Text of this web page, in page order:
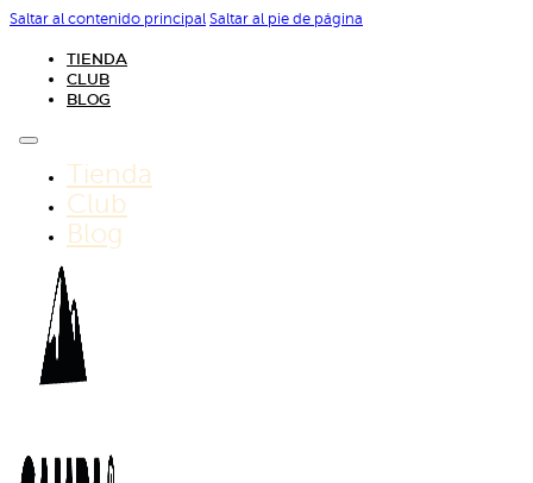
Saltar al contenido principal Saltar al pie de página
TIENDA
CLUB
BLOG
Tienda
Club
Blog